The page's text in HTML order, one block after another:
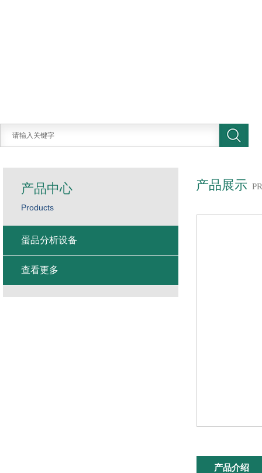
产品展示
产品介绍
产品中心
Products
蛋品分析设备
查看更多